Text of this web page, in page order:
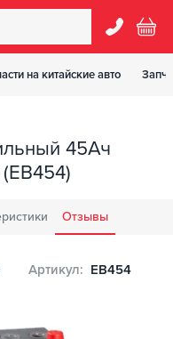
на китайские авто
45Ач
Отзывы
Артикул: EB454